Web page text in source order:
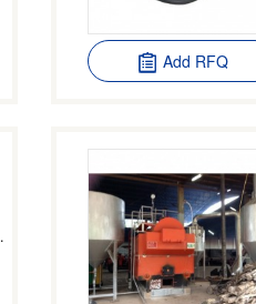
Add RFQ